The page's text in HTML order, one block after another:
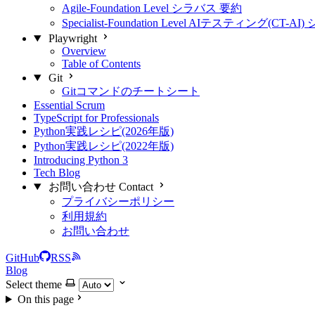
Agile-Foundation Level シラバス 要約
Specialist-Foundation Level AIテスティング(CT-AI)
Playwright
Overview
Table of Contents
Git
Gitコマンドのチートシート
Essential Scrum
TypeScript for Professionals
Python実践レシピ(2026年版)
Python実践レシピ(2022年版)
Introducing Python 3
Tech Blog
お問い合わせ Contact
プライバシーポリシー
利用規約
お問い合わせ
GitHub
RSS
Blog
Select theme
On this page